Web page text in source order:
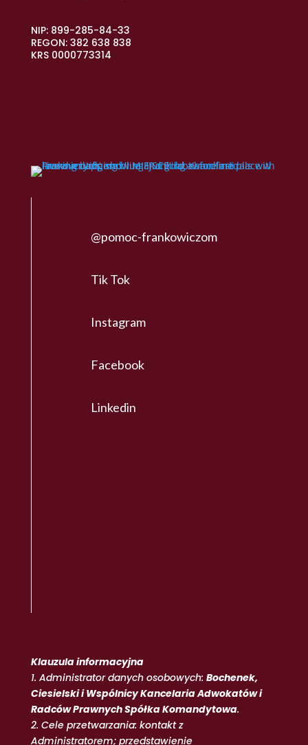
NIP: 899-285-84-33
REGON: 382 638 838
KRS 0000773314
@pomoc-frankowiczom
Tik Tok
Instagram
Facebook
Linkedin
Klauzula informacyjna
1. Administrator danych osobowych: Bochenek,
Ciesielski i Wspólnicy Kancelaria Adwokatów i
Radców Prawnych Spółka Komandytowa.
2. Cele przetwarzania: kontakt z
Administratorem; przedstawienie